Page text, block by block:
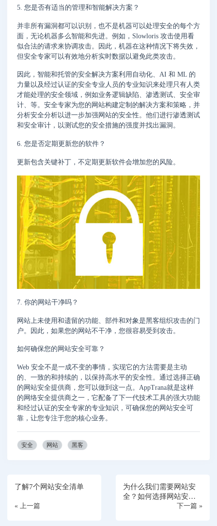
5. 您是否有适当的管理和智能解决方案？
并非所有漏洞都可以识别，也不是机器可以处理安全的每个方
面，无论机器多么智能和先进。例如，Slowloris 攻击使用看
似合法的请求来协调攻击。因此，机器在这种情况下将失效，
但安全专家可以有效地分析实时数据以避免此类攻击。
因此，智能和托管的安全解决方案利用自动化、AI 和 ML 的
力量以及经过认证的安全专业人员的专业知识来处理只有人类
才能处理的安全领域，例如业务逻辑缺陷、渗透测试、安全审
计、等。安全专家为您的网站构建定制的解决方案和策略，并
分析安全分析以进一步加强网站的安全性。他们进行渗透测试
和安全审计，以测试您的安全措施的强度并找出漏洞。
6. 您是否定期更新您的软件？
更新包含关键补丁，不定期更新软件会增加您的风险。
7. 你的网站干净吗？
网站上未使用和遗留的功能、部件和对象是黑客组织攻击的门
户。因此，如果您的网站不干净，您很容易受到攻击。
如何确保您的网站安全可靠？
Web 安全不是一成不变的事情，实现它的方法需要是主动
的、一致的和持续的，以保持高水平的安全性。通过选择正确
的网站安全提供商，您可以做到这一点。AppTrana就是这样
的网络安全提供商之一，它配备了下一代技术工具的强大功能
和经过认证的安全专家的专业知识，可确保您的网站安全可
靠，让您专注于您的核心业务。
安全 网站 黑客
了解7个网站安全清单
« 上一篇
为什么我们需要网站安
全？如何选择网站安全
下一篇 »